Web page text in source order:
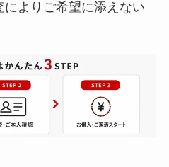
よりご希望に添えない